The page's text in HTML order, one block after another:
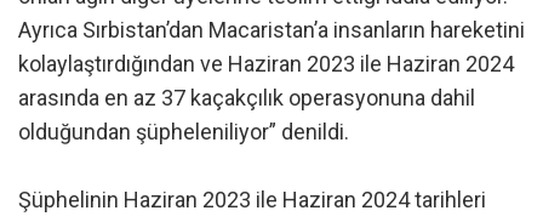
Ayrıca Sırbistan’dan Macaristan’a insanların hareketini
kolaylaştırdığından ve Haziran 2023 ile Haziran 2024
arasında en az 37 kaçakçılık operasyonuna dahil
olduğundan şüpheleniliyor” denildi.
Şüphelinin Haziran 2023 ile Haziran 2024 tarihleri